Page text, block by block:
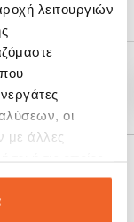
λειτουργιών
οι
με άλλες
σας χρήση